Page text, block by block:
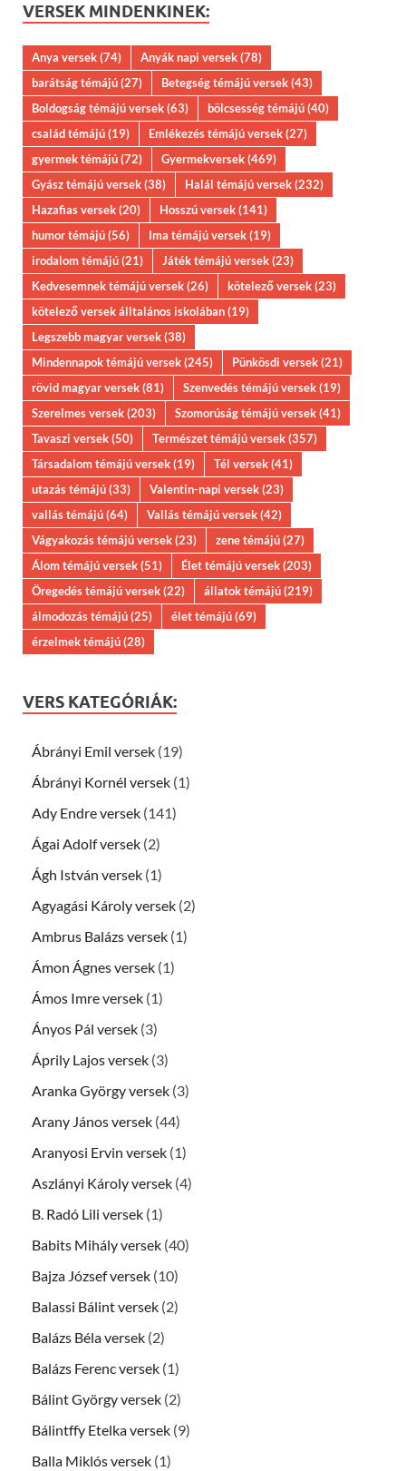
VERSEK MINDENKINEK:
Anya versek(74) Anyák napi versek(78)
barátság témájú(27) Betegség témájú versek(43)
Boldogság témájú versek(63) bölcsesség témájú(40)
család témájú(19) Emlékezés témájú versek(27)
gyermek témájú(72) Gyermekversek(469)
Gyász témájú versek(38) Halál témájú versek(232)
Hazafias versek(20) Hosszú versek(141)
humor témájú(56) Ima témájú versek(19)
irodalom témájú(21) Játék témájú versek(23)
Kedvesemnek témájú versek(26) kötelező versek(23)
kötelező versek álltalános iskolában(19)
Legszebb magyar versek(38)
Mindennapok témájú versek(245) Pünkösdi versek(21)
rövid magyar versek(81) Szenvedés témájú versek(19)
Szerelmes versek(203) Szomorúság témájú versek(41)
Tavaszi versek(50) Természet témájú versek(357)
Társadalom témájú versek(19) Tél versek(41)
utazás témájú(33) Valentin-napi versek(23)
vallás témájú(64) Vallás témájú versek(42)
Vágyakozás témájú versek(23) zene témájú(27)
Álom témájú versek(51) Élet témájú versek(203)
Öregedés témájú versek(22) állatok témájú(219)
álmodozás témájú(25) élet témájú(69)
érzelmek témájú(28)
VERS KATEGÓRIÁK:
Ábrányi Emil versek (19)
Ábrányi Kornél versek (1)
Ady Endre versek (141)
Ágai Adolf versek (2)
Ágh István versek (1)
Agyagási Károly versek (2)
Ambrus Balázs versek (1)
Ámon Ágnes versek (1)
Ámos Imre versek (1)
Ányos Pál versek (3)
Áprily Lajos versek (3)
Aranka György versek (3)
Arany János versek (44)
Aranyosi Ervin versek (1)
Aszlányi Károly versek (4)
B. Radó Lili versek (1)
Babits Mihály versek (40)
Bajza József versek (10)
Balassi Bálint versek (2)
Balázs Béla versek (2)
Balázs Ferenc versek (1)
Bálint György versek (2)
Bálintffy Etelka versek (9)
Balla Miklós versek (1)